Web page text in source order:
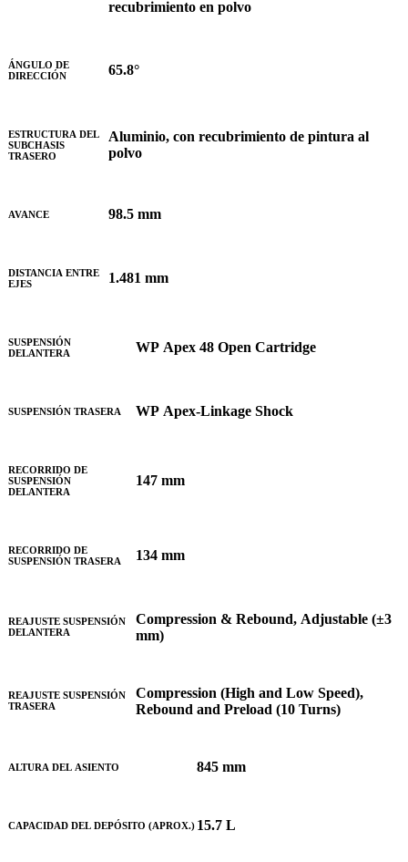
recubrimiento en polvo
ÁNGULO DE
DIRECCIÓN
65.8°
ESTRUCTURA DEL
SUBCHASIS
TRASERO
Aluminio, con recubrimiento de pintura al
polvo
AVANCE 98.5 mm
DISTANCIA ENTRE
EJES
1.481 mm
SUSPENSIÓN
DELANTERA
WP Apex 48 Open Cartridge
SUSPENSIÓN TRASERA WP Apex-Linkage Shock
RECORRIDO DE
SUSPENSIÓN
DELANTERA
147 mm
RECORRIDO DE
SUSPENSIÓN TRASERA
134 mm
REAJUSTE SUSPENSIÓN
DELANTERA
Compression & Rebound, Adjustable (±3
mm)
REAJUSTE SUSPENSIÓN
TRASERA
Compression (High and Low Speed),
Rebound and Preload (10 Turns)
ALTURA DEL ASIENTO 845 mm
CAPACIDAD DEL DEPÓSITO (APROX.) 15.7 L